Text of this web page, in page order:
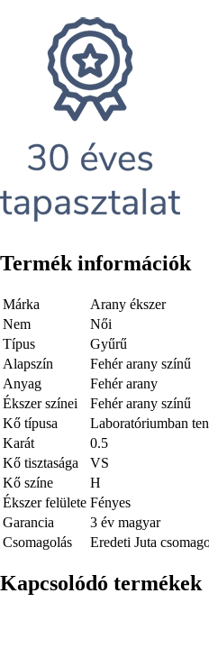
Termék információk
Márka
Arany ékszer
Nem
Női
Típus
Gyűrű
Alapszín
Fehér arany színű
Anyag
Fehér arany
Ékszer színei
Fehér arany színű
Kő típusa
Laboratóriumban
Karát
0.5
Kő tisztasága
VS
Kő színe
H
Ékszer felülete Fényes
Garancia
3 év magyar
Csomagolás
Eredeti Juta
Kapcsolódó termékek